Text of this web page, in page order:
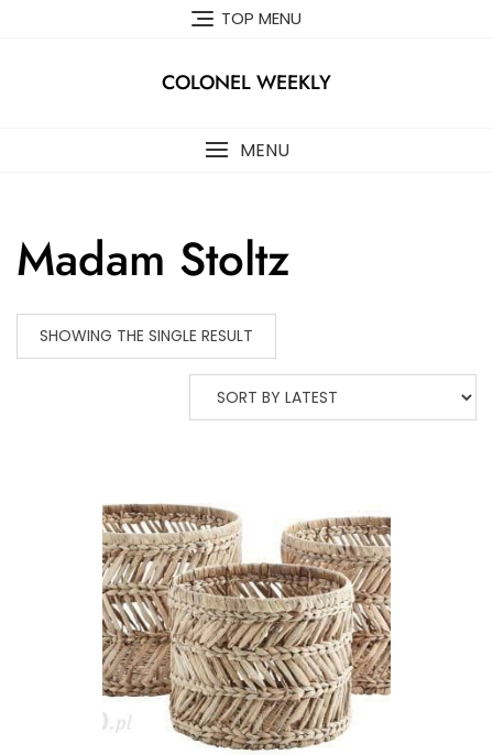
TOP MENU
COLONEL WEEKLY
MENU
Madam Stoltz
SHOWING THE SINGLE RESULT